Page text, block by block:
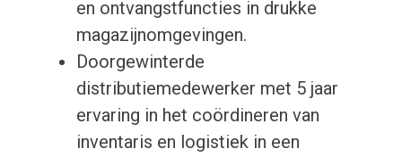
en ontvangstfuncties in drukke
magazijnomgevingen.
Doorgewinterde
distributiemedewerker met 5 jaar
ervaring in het coördineren van
inventaris en logistiek in een